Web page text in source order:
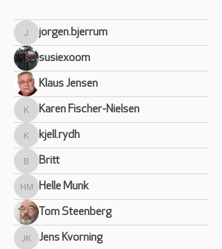
jorgen.bjerrum
jorgen.bjerrum
susiexoom
Klaus Jensen
Karen Fischer-Nielsen
Karen Fischer-Nielsen
kjell.rydh
kjell.rydh
Britt
Britt
Helle Munk
Helle Munk
Tom Steenberg
Jens Kvorning
Jens Kvorning